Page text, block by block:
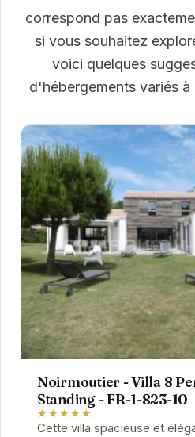
correspond pas
si vous souhaitez
voici quelques
d'hébergements variés
Noirmoutier - Villa 8
Standing - FR-1-823-10
★★★★★
Cette villa spacieuse et